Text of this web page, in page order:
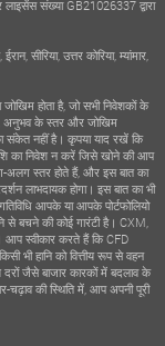
संख्या GB21026337 द्वारा
सीरिया, उत्तर कोरिया, म्यांमार,
होता है, जो सभी निवेशकों के
अनुभव के स्तर और जोखिम
संकेत नहीं है। कृपया याद रखें कि
का निवेश न करें जिसे खोने की आप
अलग स्तर होते हैं, और इस बात का
लाभदायक होगा। इस बात का भी
आपके या आपके पोर्टफोलियो
से बचने की कोई गारंटी है। CXM,
आप स्वीकार करते हैं कि CFD
भी हानि को वित्तीय रूप से वहन
दरों जैसे बाजार कारकों में बदलाव के
चढ़ाव की स्थिति में, आप अपनी पूरी